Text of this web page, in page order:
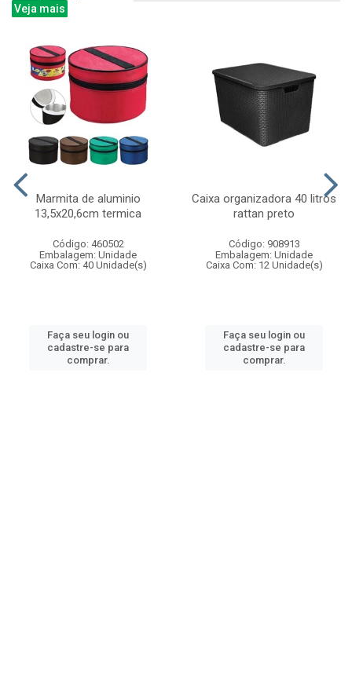
Veja mais
Marmita de aluminio
13,5x20,6cm termica
Código: 460502
Embalagem: Unidade
Caixa Com: 40 Unidade(s)
Faça seu login ou
cadastre-se para
comprar.
Caixa organizadora 40 litros
rattan preto
Código: 908913
Embalagem: Unidade
Caixa Com: 12 Unidade(s)
Faça seu login ou
cadastre-se para
comprar.